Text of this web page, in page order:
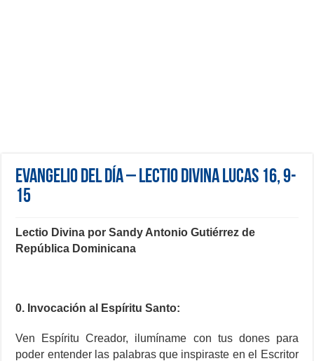
Evangelio del día – Lectio Divina Lucas 16, 9-
15
Lectio Divina por Sandy Antonio Gutiérrez de
República Dominicana
0. Invocación al Espíritu Santo:
Ven Espíritu Creador, ilumíname con tus dones para
poder entender las palabras que inspiraste en el Escritor